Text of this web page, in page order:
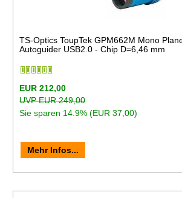
TS-Optics ToupTek GPM662M Mono
Autoguider USB2.0 - Chip D=6,46 mm
EUR 212,00
UVP EUR 249,00
Sie sparen 14.9% (EUR 37,00)
Mehr Infos...